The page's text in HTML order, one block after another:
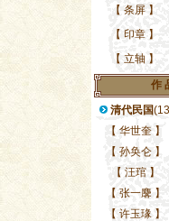
【 条屏 】
【 印章 】
【 立轴 】
作
清代民国
【 华世奎 】
【 孙奂仑 】
【 汪琯 】
【 张一麐 】
【 许玉瑑 】